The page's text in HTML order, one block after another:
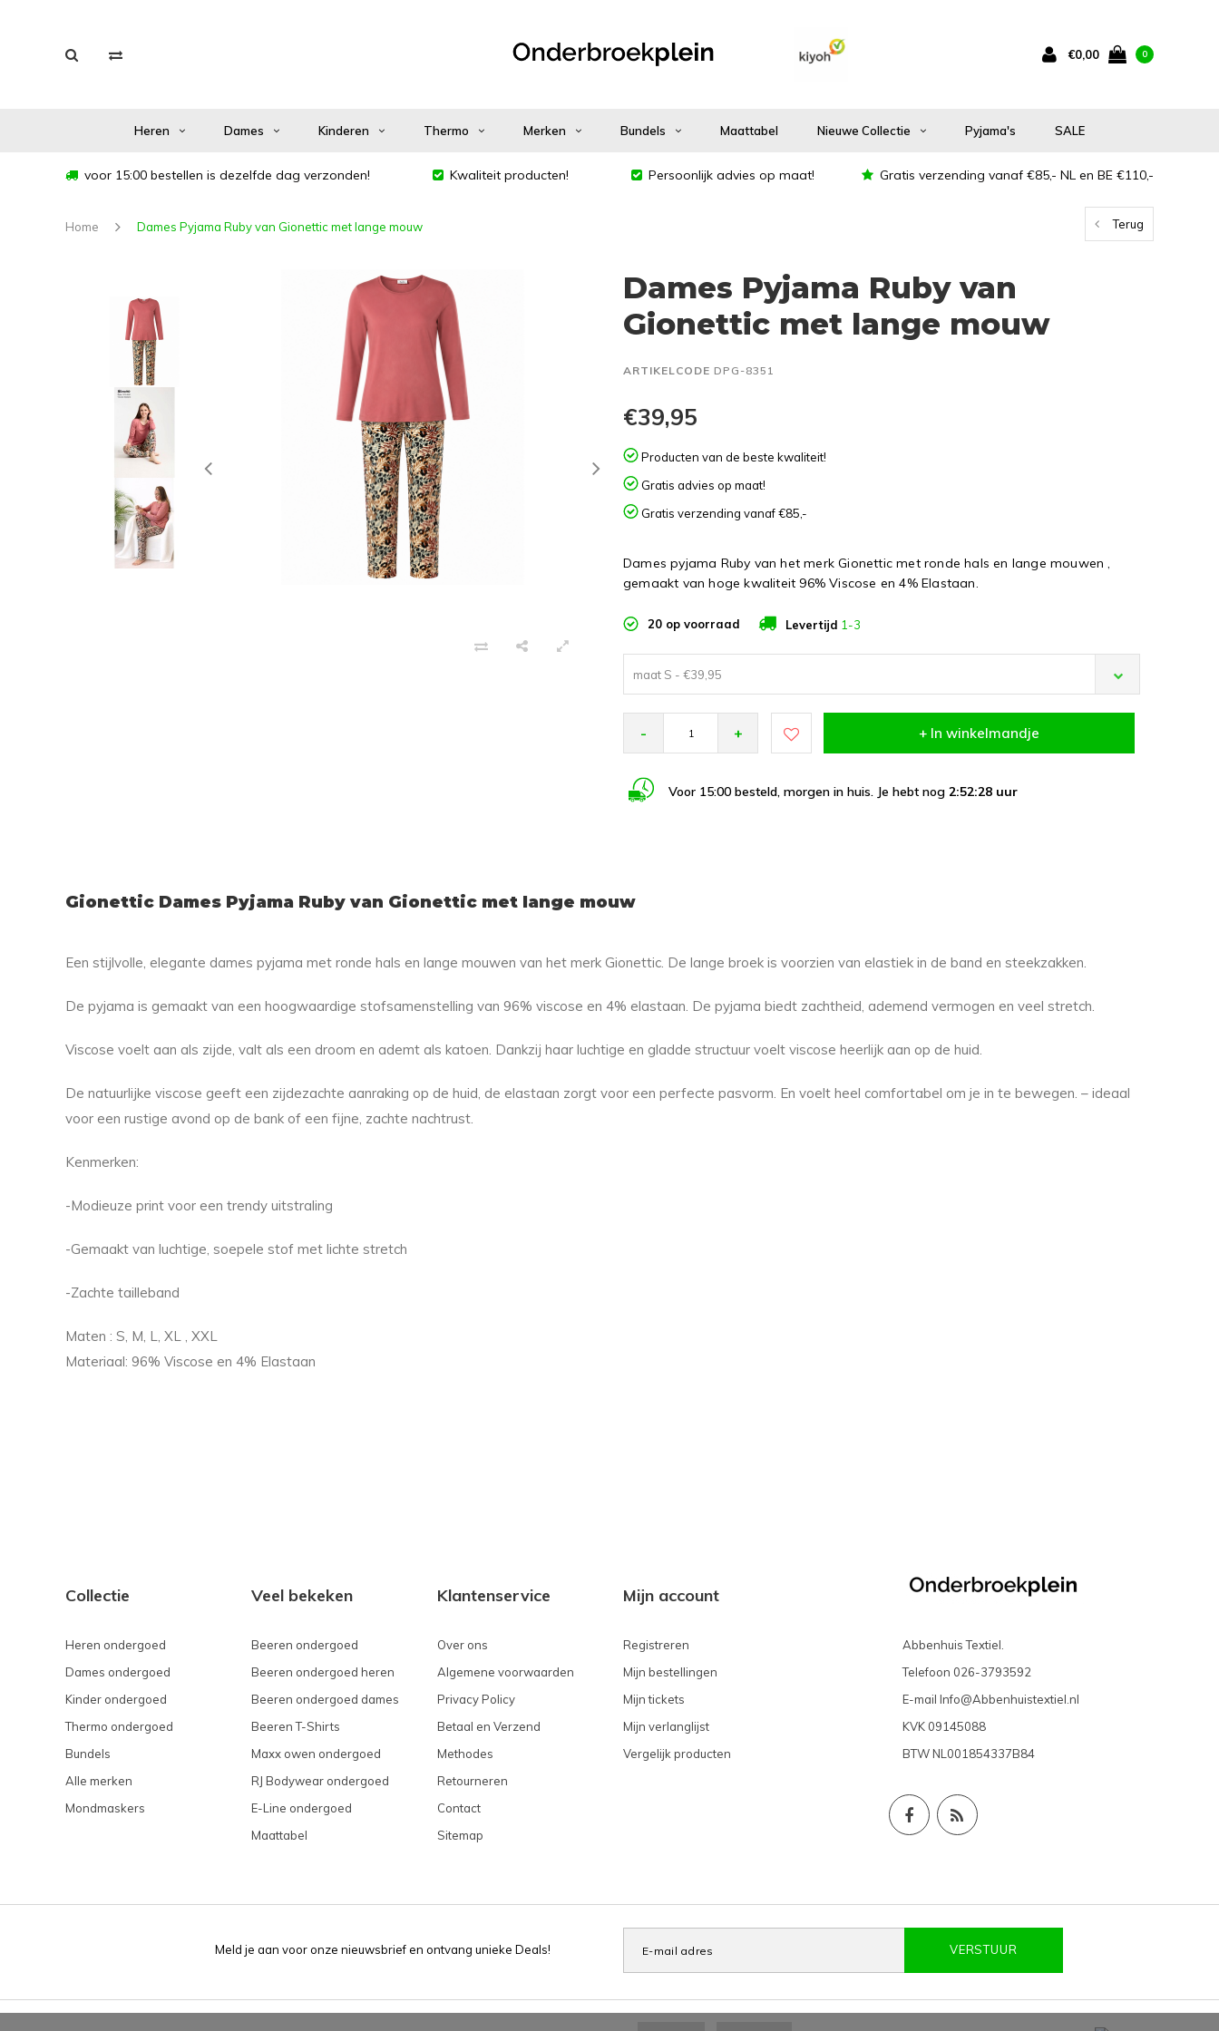
€0,00 0
Heren Dames Kinderen Thermo Merken Bundels Maattabel Nieuwe Collectie Pyjama's SALE
voor 15:00 bestellen is dezelfde dag verzonden! Kwaliteit producten! Persoonlijk advies op maat! Gratis verzending vanaf €85,- NL en BE €110,-
Home Dames Pyjama Ruby van Gionettic met lange mouw Terug
Dames Pyjama Ruby van
Gionettic met lange mouw
ARTIKELCODE DPG-8351
€39,95
Producten van de beste kwaliteit!
Gratis advies op maat!
Gratis verzending vanaf €85,-
Dames pyjama Ruby van het merk Gionettic met ronde hals en lange mouwen ,
gemaakt van hoge kwaliteit 96% Viscose en 4% Elastaan.
20 op voorraad Levertijd 1-3
maat S - €39,95
- + + In winkelmandje
Voor 15:00 besteld, morgen in huis. Je hebt nog 2:52:27 uur
Gionettic Dames Pyjama Ruby van Gionettic met lange mouw
Een stijlvolle, elegante dames pyjama met ronde hals en lange mouwen van het merk Gionettic. De lange broek is voorzien van elastiek in de band en steekzakken.
De pyjama is gemaakt van een hoogwaardige stofsamenstelling van 96% viscose en 4% elastaan. De pyjama biedt zachtheid, ademend vermogen en veel stretch.
Viscose voelt aan als zijde, valt als een droom en ademt als katoen. Dankzij haar luchtige en gladde structuur voelt viscose heerlijk aan op de huid.
De natuurlijke viscose geeft een zijdezachte aanraking op de huid, de elastaan zorgt voor een perfecte pasvorm. En voelt heel comfortabel om je in te bewegen. – ideaal
voor een rustige avond op de bank of een fijne, zachte nachtrust.
Kenmerken:
-Modieuze print voor een trendy uitstraling
-Gemaakt van luchtige, soepele stof met lichte stretch
-Zachte tailleband
Maten : S, M, L, XL , XXL
Materiaal: 96% Viscose en 4% Elastaan
Collectie
Heren ondergoed
Dames ondergoed
Kinder ondergoed
Thermo ondergoed
Bundels
Alle merken
Mondmaskers
Veel bekeken
Beeren ondergoed
Beeren ondergoed heren
Beeren ondergoed dames
Beeren T-Shirts
Maxx owen ondergoed
RJ Bodywear ondergoed
E-Line ondergoed
Maattabel
Klantenservice
Over ons
Algemene voorwaarden
Privacy Policy
Betaal en Verzend
Methodes
Retourneren
Contact
Sitemap
Mijn account
Registreren
Mijn bestellingen
Mijn tickets
Mijn verlanglijst
Vergelijk producten
Abbenhuis Textiel.
Telefoon 026-3793592
E-mail Info@Abbenhuistextiel.nl
KVK 09145088
BTW NL001854337B84
Meld je aan voor onze nieuwsbrief en ontvang unieke Deals! VERSTUUR